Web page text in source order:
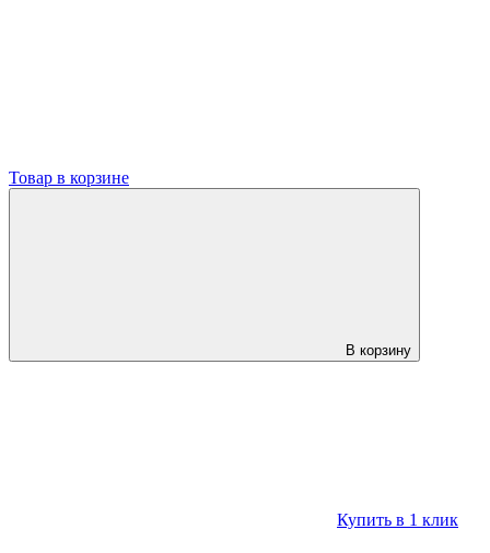
Товар в корзине
В корзину
Купить в 1 клик